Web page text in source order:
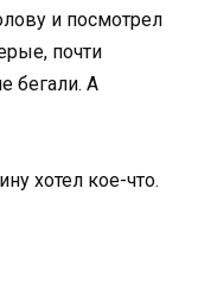
и посмотрел
почти
бегали. А
хотел кое-что.